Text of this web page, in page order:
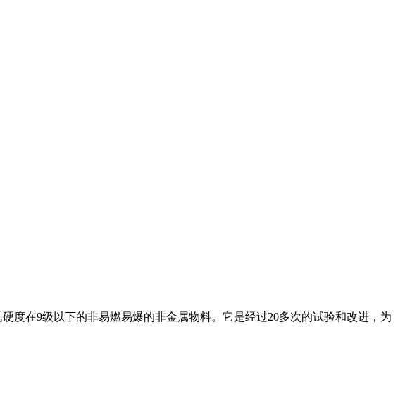
度在9级以下的非易燃易爆的非金属物料。它是经过20多次的试验和改进，为